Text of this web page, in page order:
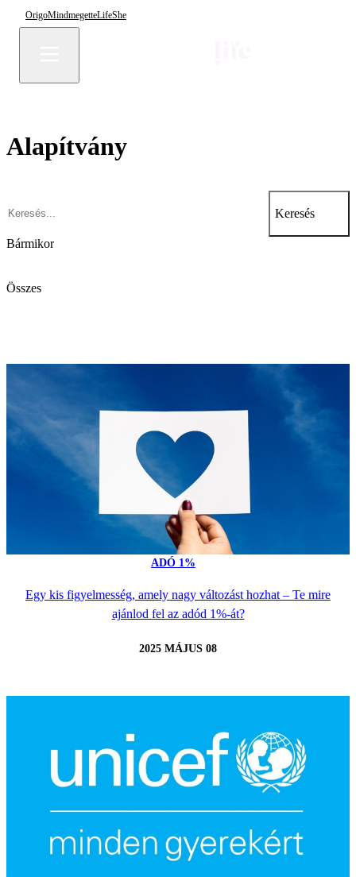
OrigoMindmegetteLifeShe
Alapítvány
Keresés
Bármikor
Összes
ADÓ 1%
Egy kis figyelmesség, amely nagy változást hozhat – Te mire
ajánlod fel az adód 1%-át?
2025 MÁJUS 08